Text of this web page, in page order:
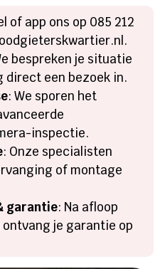
of app ons op 085 212
bespreken je situatie
direct een bezoek in.
: We sporen het
inspectie.
: Onze specialisten
of montage
garantie: Na afloop
je garantie op